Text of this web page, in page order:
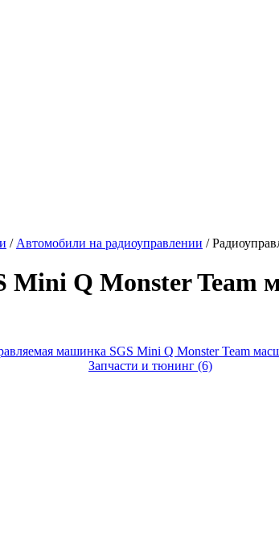
/ Автомобили на радиоуправлении /
Q Monster Team
Запчасти и тюнинг (6)